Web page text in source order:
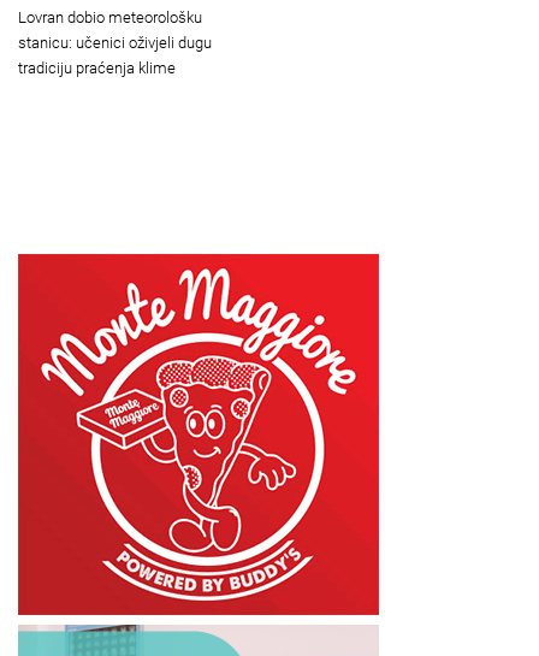
Lovran dobio meteorološku
stanicu: učenici oživjeli dugu
tradiciju praćenja klime